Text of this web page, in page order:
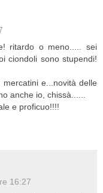
ritardo o meno..... sei
ciondoli sono stupendi!
e...novità delle
anche io, chissà......
e proficuo!!!!
16:27